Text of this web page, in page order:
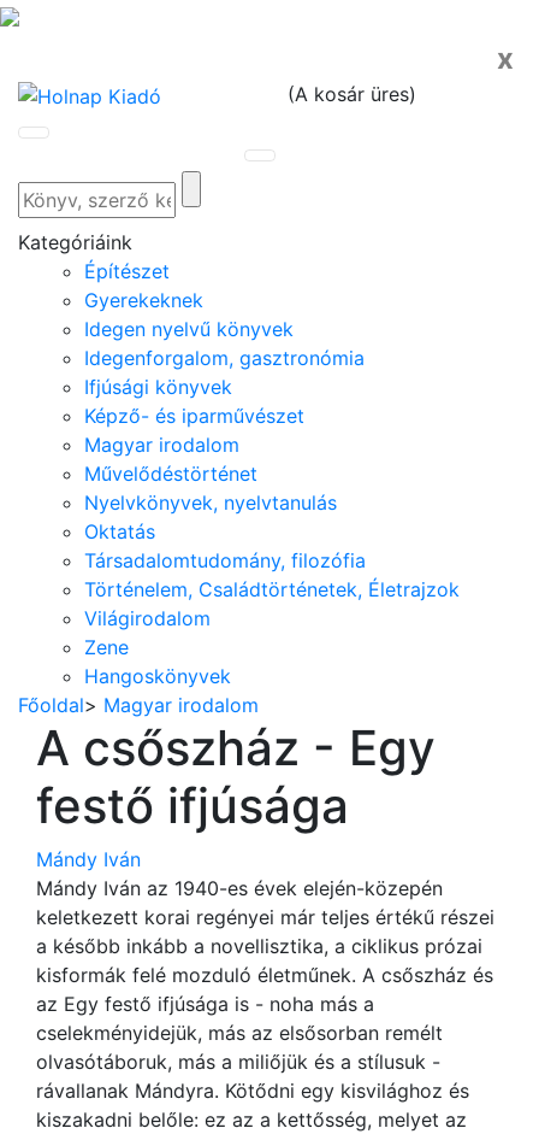
x
(A kosár üres)
Kategóriáink
Építészet
Gyerekeknek
Idegen nyelvű könyvek
Idegenforgalom, gasztronómia
Ifjúsági könyvek
Képző- és iparművészet
Magyar irodalom
Művelődéstörténet
Nyelvkönyvek, nyelvtanulás
Oktatás
Társadalomtudomány, filozófia
Történelem, Családtörténetek, Életrajzok
Világirodalom
Zene
Hangoskönyvek
Főoldal> Magyar irodalom
A csőszház - Egy
festő ifjúsága
Mándy Iván
Mándy Iván az 1940-es évek elején-közepén
keletkezett korai regényei már teljes értékű részei
a később inkább a novellisztika, a ciklikus prózai
kisformák felé mozduló életműnek. A csőszház és
az Egy festő ifjúsága is - noha más a
cselekményidejük, más az elsősorban remélt
olvasótáboruk, más a miliőjük és a stílusuk -
rávallanak Mándyra. Kötődni egy kisvilághoz és
kiszakadni belőle: ez az a kettősség, melyet az